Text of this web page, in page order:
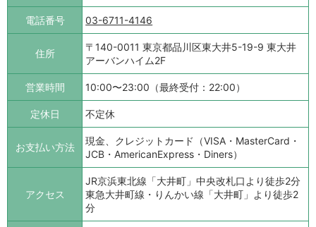
電話番号 03-6711-4146
住所
〒140-0011 東京都品川区東大井5-19-9 東大井
アーバンハイム2F
営業時間 10:00〜23:00（最終受付：22:00）
定休日 不定休
お支払い方法
現金、クレジットカード（VISA・MasterCard・
JCB・AmericanExpress・Diners）
アクセス
JR京浜東北線「大井町」中央改札口より徒歩2分
東急大井町線・りんかい線「大井町」より徒歩2
分